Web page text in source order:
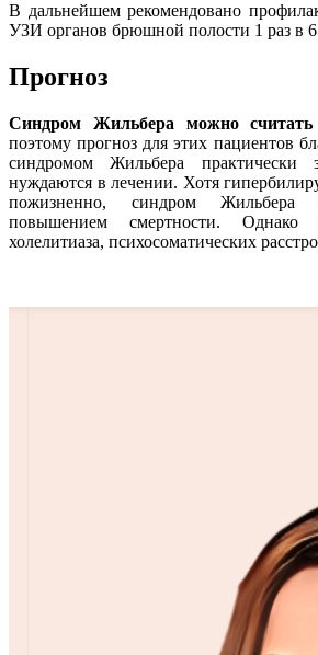
В дальнейшем рекомендовано
УЗИ органов брюшной полости 1 раз в 6
Прогноз
Синдром Жильбера можно
поэтому прогноз для этих пациентов
синдромом Жильбера
нуждаются в лечении. Хотя
пожизненно, синдром Жильбера
повышением смертности. Однако
холелитиаза, психосоматических